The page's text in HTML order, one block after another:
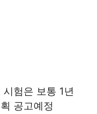
험은 보통 1년
공고예정